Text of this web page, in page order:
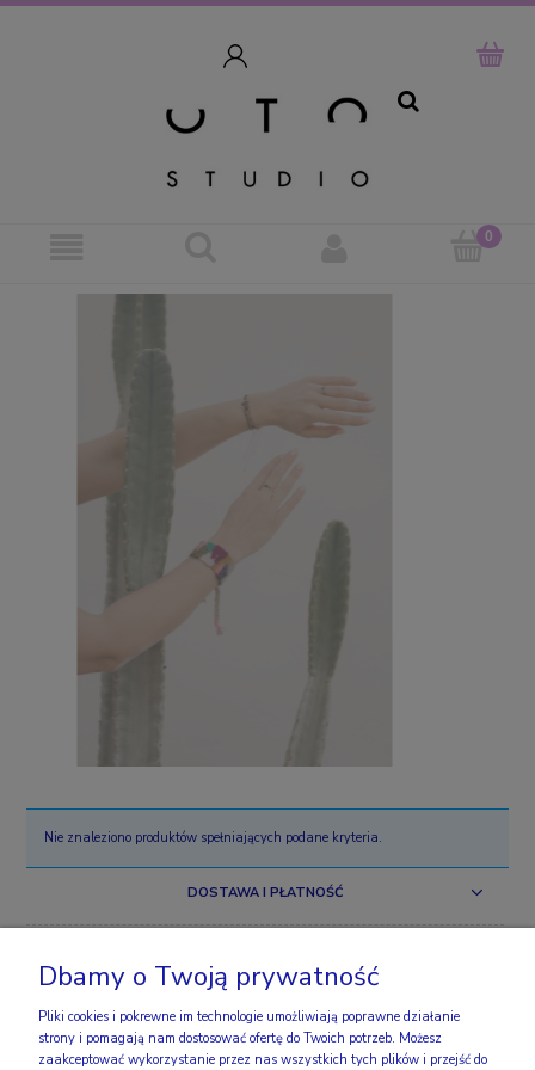
Nie znaleziono produktów spełniających podane kryteria.
DOSTAWA I PŁATNOŚĆ
OBSERWUJ NAS
INFO
Dbamy o Twoją prywatność
Pliki cookies i pokrewne im technologie umożliwiają poprawne działanie
strony i pomagają nam dostosować ofertę do Twoich potrzeb. Możesz
zaakceptować wykorzystanie przez nas wszystkich tych plików i przejść do